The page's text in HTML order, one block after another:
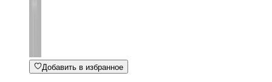
Добавить в избранное